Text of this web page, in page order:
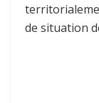
de situation